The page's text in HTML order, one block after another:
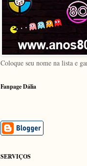
Coloque seu nome na lista e
Fanpage Dália
SERVIÇOS